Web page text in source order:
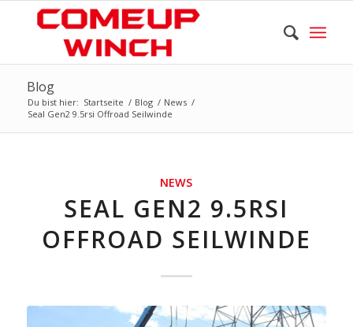
Blog
Du bist hier: Startseite / Blog / News /
Seal Gen2 9.5rsi Offroad Seilwinde
NEWS
SEAL GEN2 9.5RSI
OFFROAD SEILWINDE